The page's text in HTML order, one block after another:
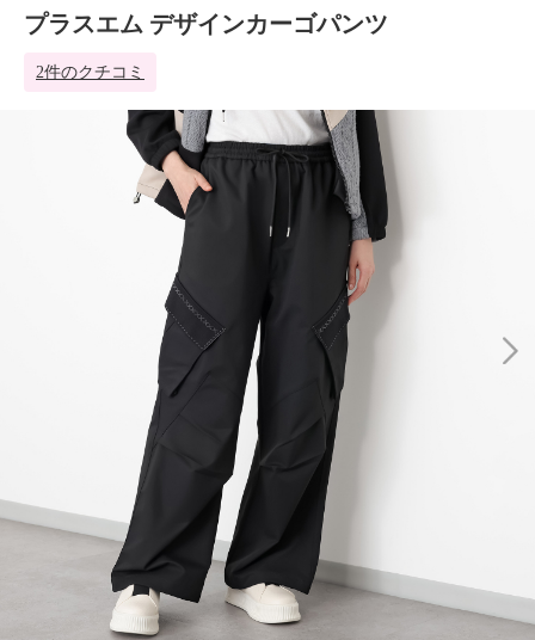
プラスエム デザインカーゴパンツ
2件のクチコミ